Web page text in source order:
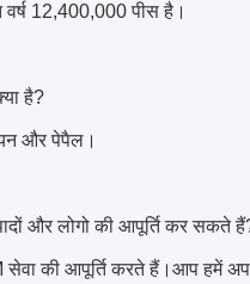
वर्ष 12,400,000 पीस है।
है?
और पेपैल।
और लोगो की आपूर्ति कर सकते
की आपूर्ति करते हैं।आप हमें